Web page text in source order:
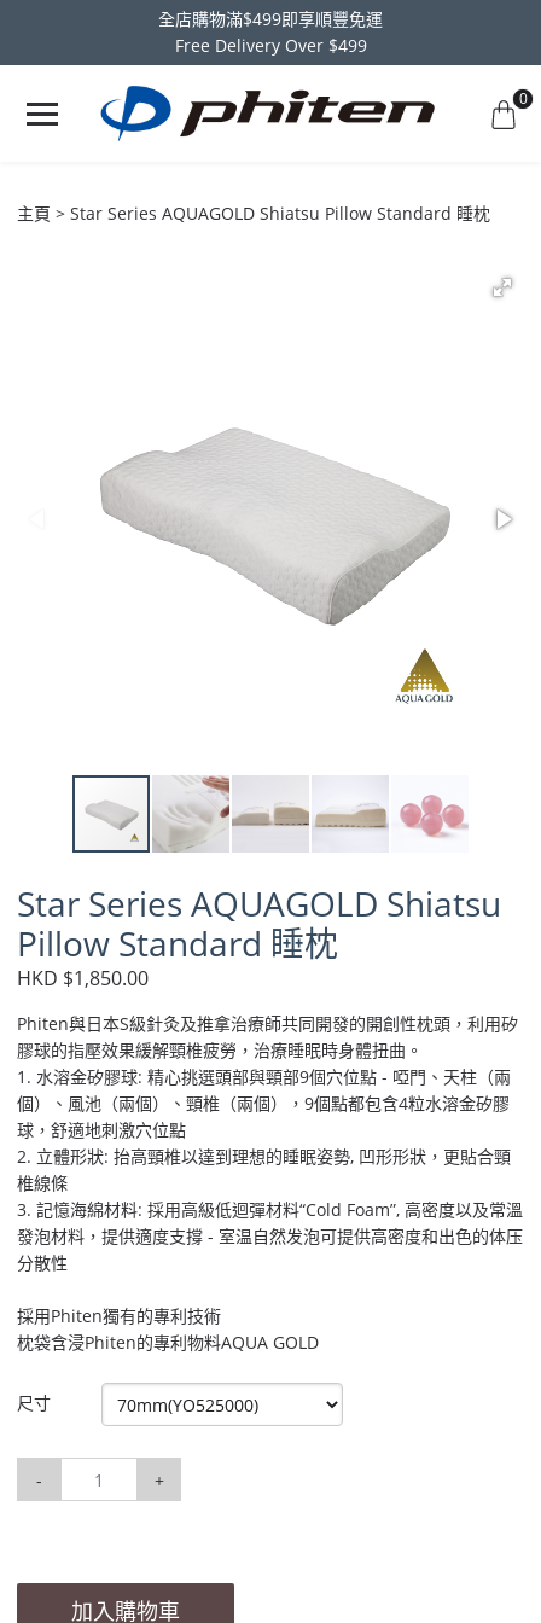
全店購物滿$499即享順豐免運
Free Delivery Over $499
0
主頁 Star Series AQUAGOLD Shiatsu Pillow Standard 睡枕
Star Series AQUAGOLD Shiatsu
Pillow Standard 睡枕
HKD $1,850.00
Phiten與日本S級針灸及推拿治療師共同開發的開創性枕頭，利用矽
膠球的指壓效果緩解頸椎疲勞，治療睡眠時身體扭曲。
1. 水溶金矽膠球: 精心挑選頭部與頸部9個穴位點 - 啞門、天柱（兩
個）、風池（兩個）、頸椎（兩個），9個點都包含4粒水溶金矽膠
球，舒適地刺激穴位點
2. 立體形狀: 抬高頸椎以達到理想的睡眠姿勢, 凹形形狀，更貼合頸
椎線條
3. 記憶海綿材料: 採用高級低迴彈材料“Cold Foam”, 高密度以及常溫
發泡材料，提供適度支撐 - 室温自然发泡可提供高密度和出色的体压
分散性
採用Phiten獨有的專利技術
枕袋含浸Phiten的專利物料AQUA GOLD
尺寸
- +
加入購物車